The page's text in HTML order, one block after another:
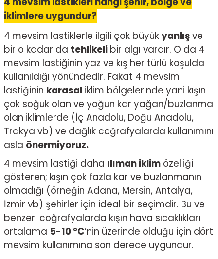
iklimlere uygundur?
4 mevsim lastiklerle ilgili çok büyükyanlışve
bir o kadar da tehlikeli bir algı vardır. O da 4
mevsim lastiğinin yaz ve kış her türlü koşulda
kullanıldığı yönündedir. Fakat 4 mevsim
lastiğinin karasal iklim bölgelerinde yani kışın
çok soğuk olan ve yoğun kar yağan/buzlanma
olan iklimlerde (İç Anadolu, Doğu Anadolu,
Trakya vb) ve dağlık coğrafyalarda kullanımını
asla önermiyoruz.
4 mevsim lastiği daha ılıman iklim özelliği
gösteren; kışın çok fazla kar ve buzlanmanın
olmadığı (örneğin Adana, Mersin, Antalya,
İzmir vb) şehirler için ideal bir seçimdir. Bu ve
benzeri coğrafyalarda kışın hava sıcaklıkları
ortalama 5-10 °C’nin üzerinde olduğu için dört
mevsim kullanımına son derece uygundur.